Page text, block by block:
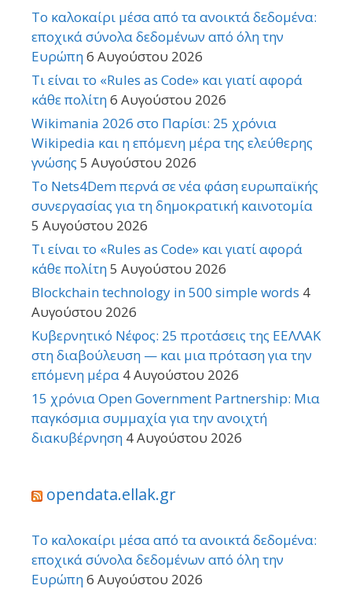
Το καλοκαίρι μέσα από τα ανοικτά δεδομένα:
εποχικά σύνολα δεδομένων από όλη την
Ευρώπη6 Αυγούστου 2026
Τι είναι το «Rules as Code» και γιατί αφορά
κάθε πολίτη6 Αυγούστου 2026
Wikimania 2026 στο Παρίσι: 25 χρόνια
Wikipedia και η επόμενη μέρα της ελεύθερης
γνώσης 5 Αυγούστου 2026
Το Nets4Dem περνά σε νέα φάση ευρωπαϊκής
συνεργασίας για τη δημοκρατική καινοτομία
5 Αυγούστου 2026
Τι είναι το «Rules as Code» και γιατί αφορά
κάθε πολίτη5 Αυγούστου 2026
Blockchain technology in 500 simple words 4
Αυγούστου 2026
Κυβερνητικό Νέφος: 25 προτάσεις της ΕΕΛΛΑΚ
στη διαβούλευση — και μια πρόταση για την
επόμενη μέρα 4 Αυγούστου 2026
15 χρόνια Open Government Partnership: Μια
παγκόσμια συμμαχία για την ανοιχτή
διακυβέρνηση 4 Αυγούστου 2026
opendata.ellak.gr
Το καλοκαίρι μέσα από τα ανοικτά δεδομένα:
εποχικά σύνολα δεδομένων από όλη την
Ευρώπη6 Αυγούστου 2026